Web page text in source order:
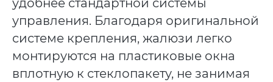
удобнее стандартной системы
управления. Благодаря оригинальной
системе крепления, жалюзи легко
монтируются на пластиковые окна
вплотную к стеклопакету, не занимая